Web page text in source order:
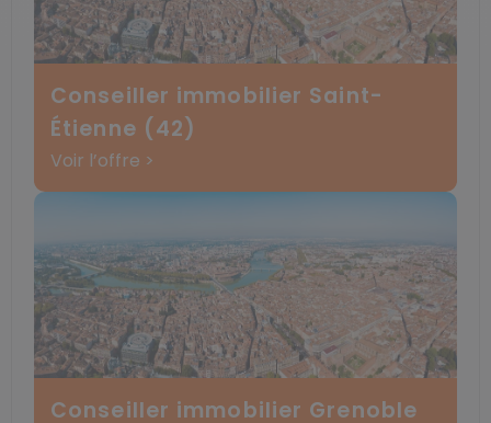
Conseiller immobilier Saint-
Étienne (42)
Voir l’offre >
Conseiller immobilier Grenoble